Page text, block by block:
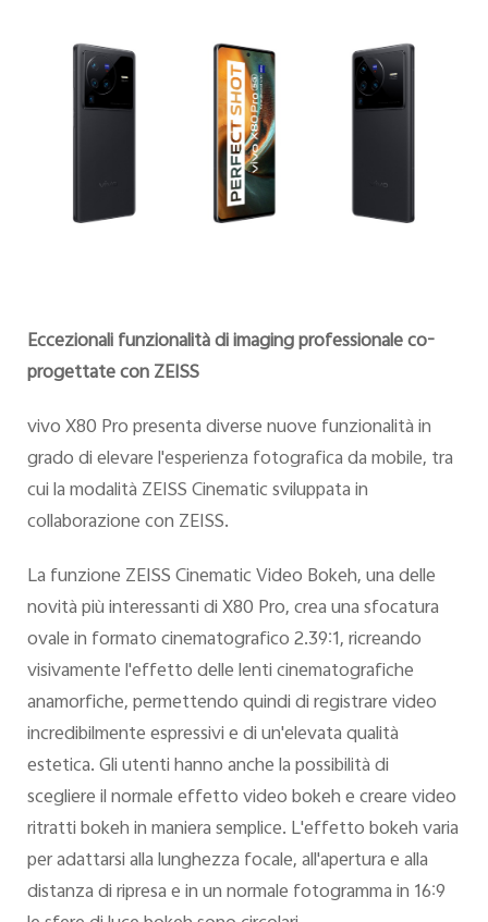
Eccezionali funzionalità di imaging professionale co-
progettate con ZEISS
vivo X80 Pro presenta diverse nuove funzionalità in
grado di elevare l'esperienza fotografica da mobile, tra
cui la modalità ZEISS Cinematic sviluppata in
collaborazione con ZEISS.
La funzione ZEISS Cinematic Video Bokeh, una delle
novità più interessanti di X80 Pro, crea una sfocatura
ovale in formato cinematografico 2.39:1, ricreando
visivamente l'effetto delle lenti cinematografiche
anamorfiche, permettendo quindi di registrare video
incredibilmente espressivi e di un'elevata qualità
estetica. Gli utenti hanno anche la possibilità di
scegliere il normale effetto video bokeh e creare video
ritratti bokeh in maniera semplice. L'effetto bokeh varia
per adattarsi alla lunghezza focale, all'apertura e alla
distanza di ripresa e in un normale fotogramma in 16:9